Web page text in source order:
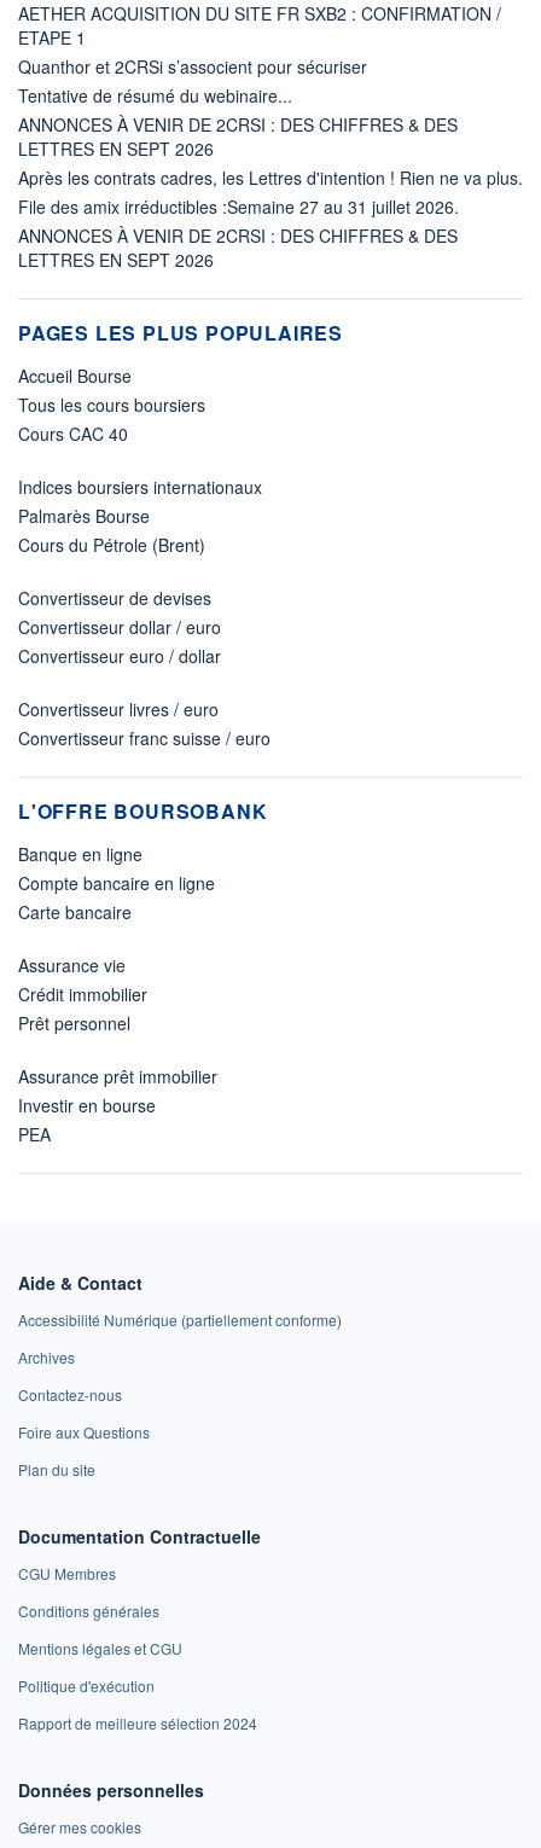
AETHER ACQUISITION DU SITE FR SXB2 : CONFIRMATION /
ETAPE 1
Quanthor et 2CRSi s’associent pour sécuriser
Tentative de résumé du webinaire...
ANNONCES À VENIR DE 2CRSI : DES CHIFFRES & DES
LETTRES EN SEPT 2026
Après les contrats cadres, les Lettres d'intention ! Rien ne va plus.
File des amix irréductibles :Semaine 27 au 31 juillet 2026.
ANNONCES À VENIR DE 2CRSI : DES CHIFFRES & DES
LETTRES EN SEPT 2026
PAGES LES PLUS POPULAIRES
Accueil Bourse
Tous les cours boursiers
Cours CAC 40
Indices boursiers internationaux
Palmarès Bourse
Cours du Pétrole (Brent)
Convertisseur de devises
Convertisseur dollar / euro
Convertisseur euro / dollar
Convertisseur livres / euro
Convertisseur franc suisse / euro
L'OFFRE BOURSOBANK
Banque en ligne
Compte bancaire en ligne
Carte bancaire
Assurance vie
Crédit immobilier
Prêt personnel
Assurance prêt immobilier
Investir en bourse
PEA
Aide & Contact
Accessibilité Numérique (partiellement conforme)
Archives
Contactez-nous
Foire aux Questions
Plan du site
Documentation Contractuelle
CGU Membres
Conditions générales
Mentions légales et CGU
Politique d'exécution
Rapport de meilleure sélection 2024
Données personnelles
Gérer mes cookies